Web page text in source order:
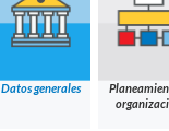
Datos generales